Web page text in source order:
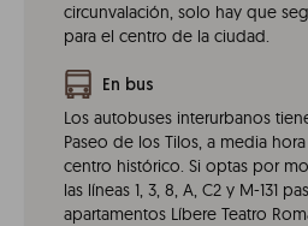
circunvalación, solo hay que
para el centro de la ciudad.
En bus
Los autobuses interurbanos
Paseo de los Tilos, a media
centro histórico. Si optas por
las líneas 1, 3, 8, A, C2 y M-131
apartamentos Líbere Teatro